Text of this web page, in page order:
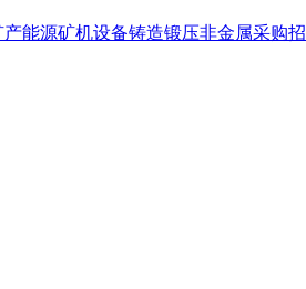
产能源矿机设备铸造锻压非金属采购